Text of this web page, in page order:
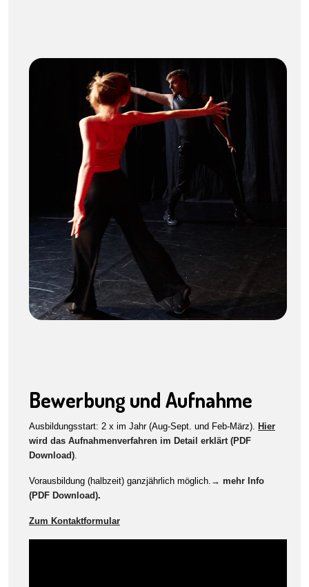
Bewerbung und Aufnahme
Ausbildungsstart: 2 x im Jahr (Aug-Sept. und Feb-März). Hier
wird das Aufnahmenverfahren im Detail erklärt (PDF
Download).
Vorausbildung (halbzeit) ganzjährlich möglich. → mehr Info
(PDF Download).
Zum Kontaktformular